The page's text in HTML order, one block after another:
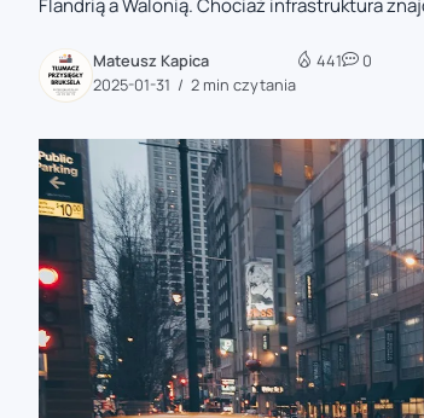
zaobserwuj nas
zaobserwuj nas
zaobserwuj nas
zaobserwuj nas
Flandrią a Walonią. Chociaż infrastruktura
Mateusz Kapica
2025-01-31
2 min czytania
441 0